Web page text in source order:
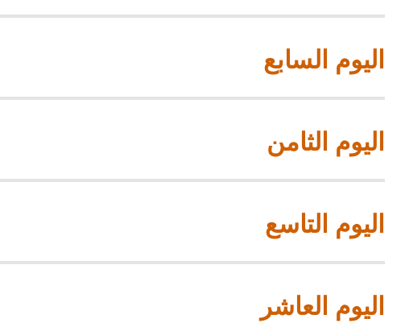
اليوم السابع
اليوم الثامن
اليوم التاسع
اليوم العاشر